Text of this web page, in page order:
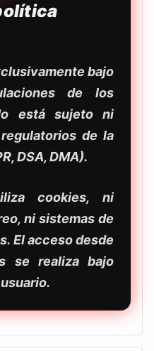
bajo
de los
está sujeto ni
de la
DSA, DMA).
cookies, ni
ni sistemas de
El acceso desde
se realiza bajo